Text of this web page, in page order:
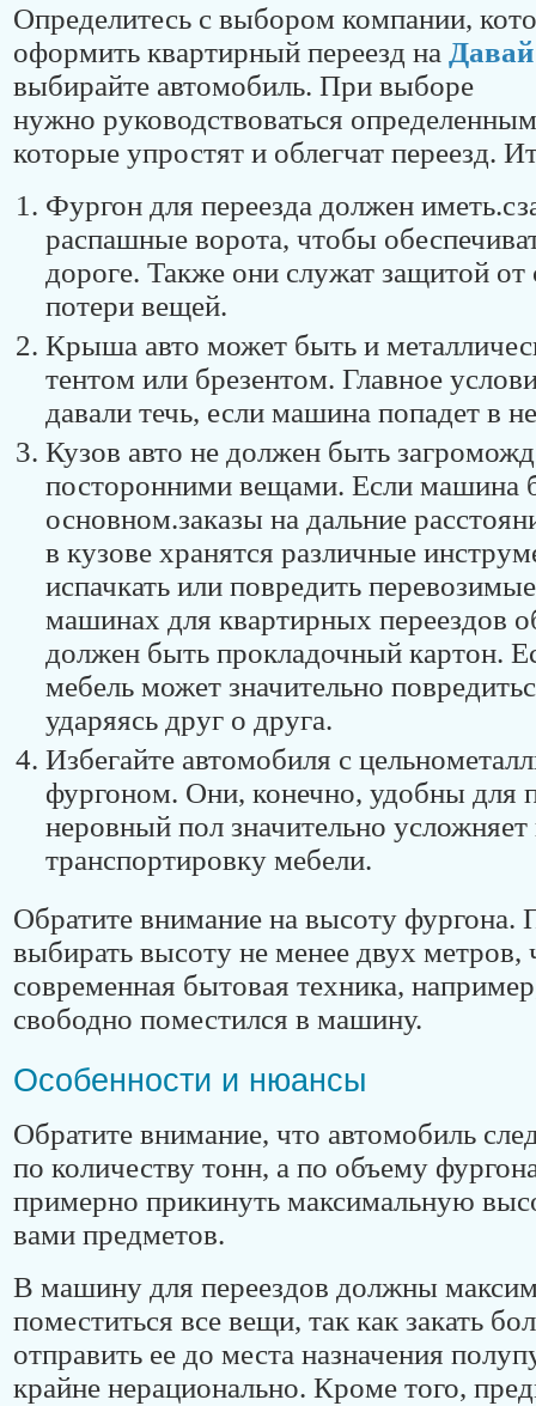
Определитесь с выбором компании,
оформить квартирный переезд на
выбирайте автомобиль. При выборе
нужно руководствоваться
которые упростят и облегчат переезд.
Фургон для переезда должен
распашные ворота, чтобы
дороге. Также они служат защитой от
потери вещей.
Крыша авто может быть и
тентом или брезентом. Главное
давали течь, если машина попадет в
Кузов авто не должен быть
посторонними вещами. Если машина
основном.заказы на дальние
в кузове хранятся различные
испачкать или повредить
машинах для квартирных переездов
должен быть прокладочный картон.
мебель может значительно
ударяясь друг о друга.
Избегайте автомобиля с
фургоном. Они, конечно, удобны для
неровный пол значительно усложняет
транспортировку мебели.
Обратите внимание на высоту фургона.
выбирать высоту не менее двух метров,
современная бытовая техника,
свободно поместился в машину.
Особенности и нюансы
Обратите внимание, что автомобиль
по количеству тонн, а по объему
примерно прикинуть максимальную
вами предметов.
В машину для переездов должны
поместиться все вещи, так как закать
отправить ее до места назначения
крайне нерационально. Кроме того,